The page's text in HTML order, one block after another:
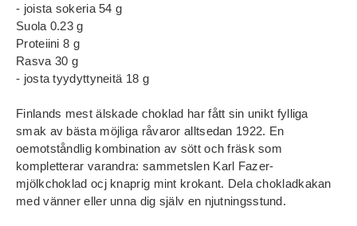
- joista sokeria 54 g
Suola 0.23 g
Proteiini 8 g
Rasva 30 g
- josta tyydyttyneitä 18 g
Finlands mest älskade choklad har fått sin unikt fylliga
smak av bästa möjliga råvaror alltsedan 1922. En
oemotståndlig kombination av sött och fräsk som
kompletterar varandra: sammetslen Karl Fazer-
mjölkchoklad ocj knaprig mint krokant. Dela chokladkakan
med vänner eller unna dig själv en njutningsstund.